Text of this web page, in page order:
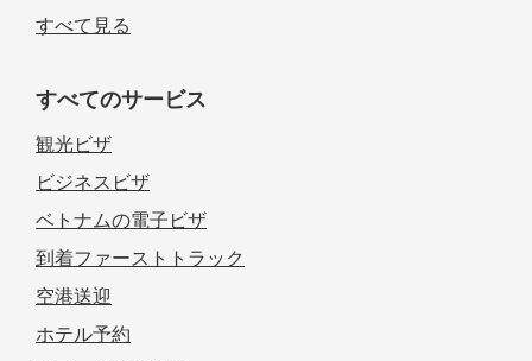
すべて見る
すべてのサービス
観光ビザ
ビジネスビザ
ベトナムの電子ビザ
到着ファーストトラック
空港送迎
ホテル予約